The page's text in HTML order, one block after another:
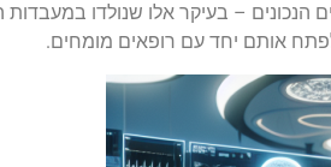
הנכונים – בעיקר אלו שנולדו במעבדות
אותם יחד עם רופאים מומחים.